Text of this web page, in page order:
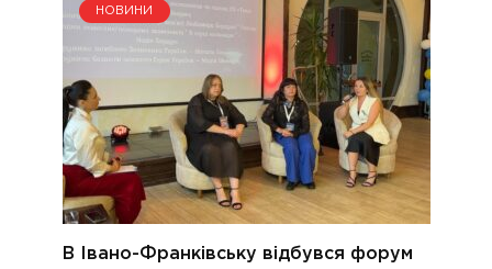
НОВИНИ
В Івано-Франківську відбувся форум